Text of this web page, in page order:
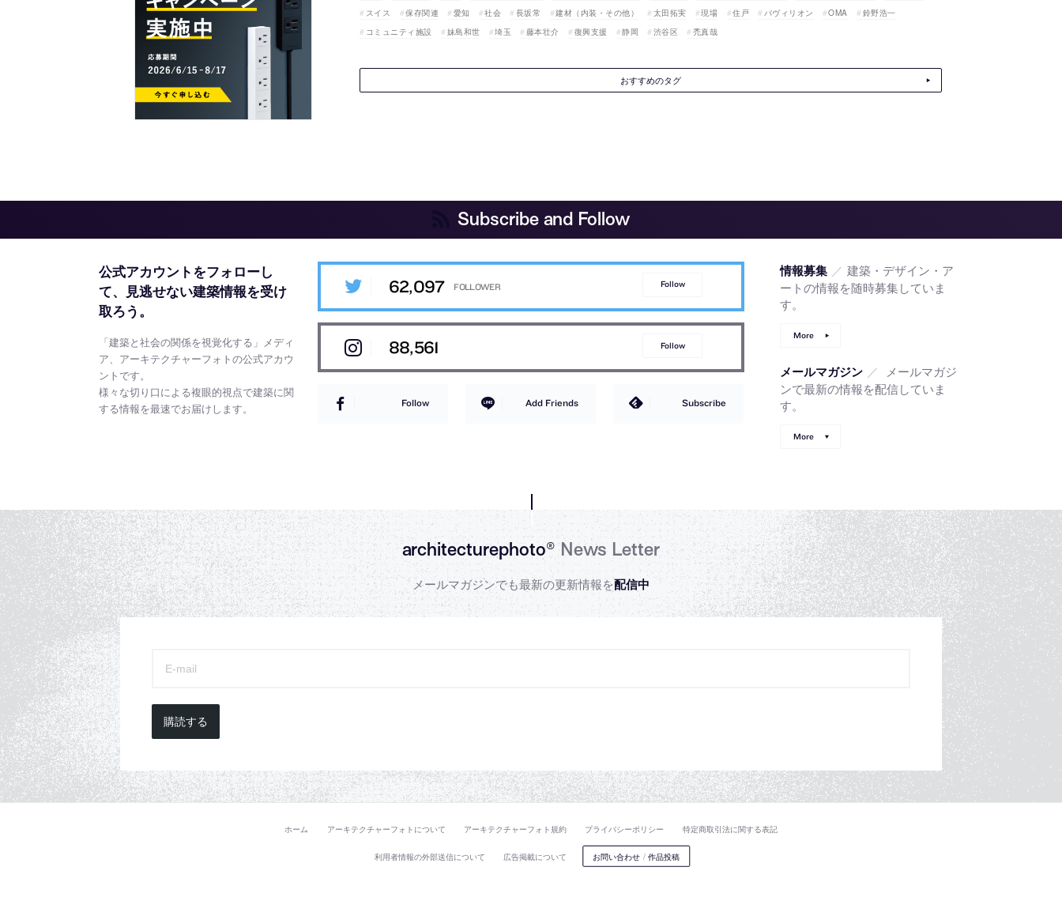
スイス
保存関連 愛知 社会 長坂常 建材（内装・その他） 太田拓実 現場 住戸 パヴィリオン OMA
鈴野浩一
コミュニティ施設
妹島和世 埼玉 藤本壮介 復興支援 静岡 渋谷区 禿真哉
おすすめのタグ
Subscribe and Follow
公式アカウントをフォローし
て、
見逃せない建築情報を受け
取ろう。
「建築と社会の関係を視覚化する」メディ
ア、アーキテクチャーフォトの公式アカウ
ントです。
様々な切り口による複眼的視点で建築に関
する情報を最速でお届けします。
62,097 Follow
88,561 Follow
Follow Add Friends Subscribe
情報募集 ／ 建築・デザイン・ア
ートの情報を随時募集していま
す。
More
メールマガジン ／
メールマガジ
ンで最新の情報を配信していま
す。
More
architecturephoto®News Letter
メールマガジンでも最新の更新情報を配信中
購読する
ホーム アーキテクチャーフォトについて アーキテクチャーフォト規約 プライバシーポリシー 特定商取引法に関する表記
利用者情報の外部送信について 広告掲載について お問い合わせ / 作品投稿